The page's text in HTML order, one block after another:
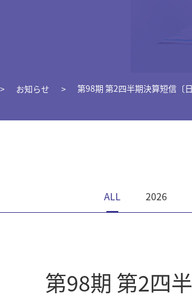
お知らせ 第98期 第2四半期決算短信〔
ALL 2026
第98期 第2四